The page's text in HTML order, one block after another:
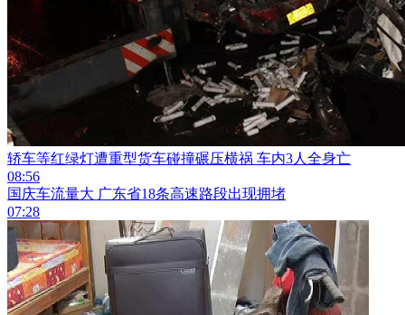
轿车等红绿灯遭重型货车碰撞碾压横祸 车内3人全身亡
08:56
国庆车流量大 广东省18条高速路段出现拥堵
07:28